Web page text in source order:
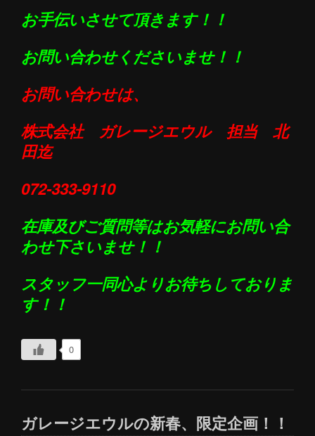
お手伝いさせて頂きます！！
お問い合わせくださいませ！！
お問い合わせは、
株式会社 ガレージエウル 担当 北
田迄
072-333-9110
在庫及びご質問等はお気軽にお問い合
わせ下さいませ！！
スタッフ一同心よりお待ちしておりま
す！！
0
ガレージエウルの新春、限定企画！！